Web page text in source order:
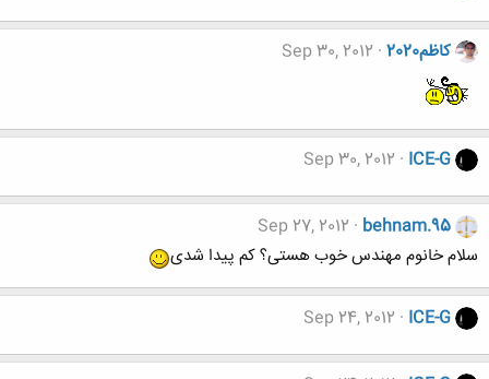
کاظم2020 Sep 30, 2012
ICE-G
Sep 30, 2012
behnam.95
Sep 27, 2012
سلام خانوم مهندس خوب هستی؟ کم پیدا شدی
ICE-G
Sep 24, 2012